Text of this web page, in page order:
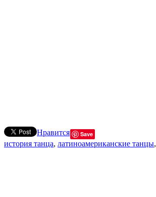
Нравится Save
история танца, латиноамериканские танцы,